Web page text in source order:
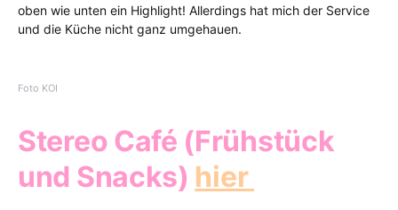
oben wie unten ein Highlight! Allerdings hat mich der Service
und die Küche nicht ganz umgehauen.
Foto KOI
Stereo Café (Frühstück
und Snacks) hier